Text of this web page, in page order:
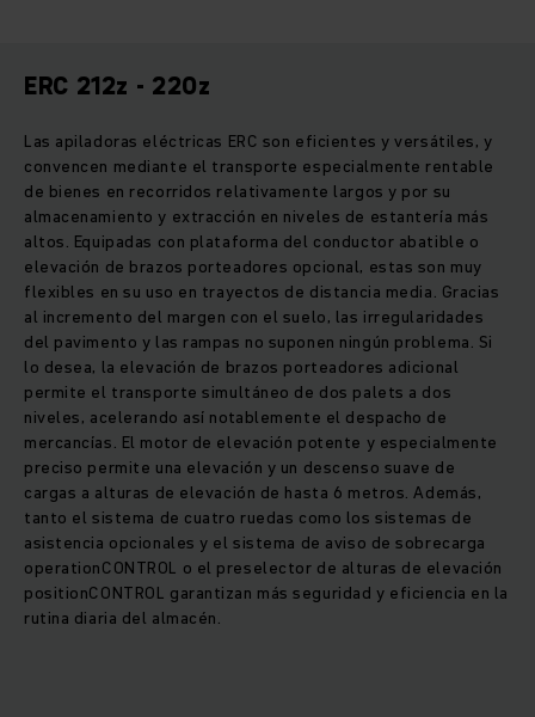
ERC 212z - 220z
Las apiladoras eléctricas ERC son eficientes y versátiles, y
convencen mediante el transporte especialmente rentable
de bienes en recorridos relativamente largos y por su
almacenamiento y extracción en niveles de estantería más
altos. Equipadas con plataforma del conductor abatible o
elevación de brazos porteadores opcional, estas son muy
flexibles en su uso en trayectos de distancia media. Gracias
al incremento del margen con el suelo, las irregularidades
del pavimento y las rampas no suponen ningún problema. Si
lo desea, la elevación de brazos porteadores adicional
permite el transporte simultáneo de dos palets a dos
niveles, acelerando así notablemente el despacho de
mercancías. El motor de elevación potente y especialmente
preciso permite una elevación y un descenso suave de
cargas a alturas de elevación de hasta 6 metros. Además,
tanto el sistema de cuatro ruedas como los sistemas de
asistencia opcionales y el sistema de aviso de sobrecarga
operationCONTROL o el preselector de alturas de elevación
positionCONTROL garantizan más seguridad y eficiencia en la
rutina diaria del almacén.